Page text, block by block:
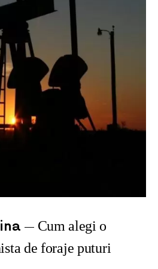
Cum alegi o
de foraje puturi